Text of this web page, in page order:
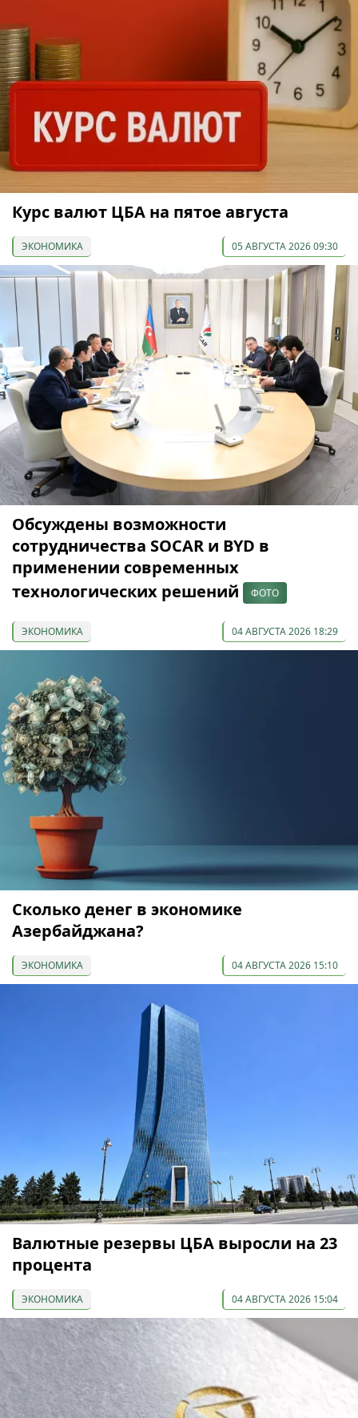
Курс валют ЦБА на пятое августа
ЭКОНОМИКА 05 АВГУСТА 2026 09:30
Обсуждены возможности
сотрудничества SOCAR и BYD в
применении современных
технологических решений
ФОТО
ЭКОНОМИКА 04 АВГУСТА 2026 18:29
Сколько денег в экономике
Азербайджана?
ЭКОНОМИКА 04 АВГУСТА 2026 15:10
Валютные резервы ЦБА выросли на 23
процента
ЭКОНОМИКА 04 АВГУСТА 2026 15:04